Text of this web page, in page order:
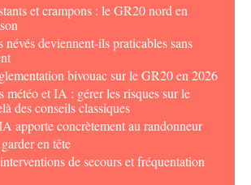
et crampons : le GR20 nord en
névés deviennent-ils praticables sans
bivouac sur le GR20 en 2026
météo et IA : gérer les risques sur le
des conseils classiques
apporte concrètement au randonneur
en tête
de secours et fréquentation